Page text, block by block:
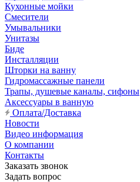
Кухонные мойки
Смесители
Умывальники
Унитазы
Биде
Инсталляции
Шторки на ванну
Гидромассажные панели
Трапы, душевые каналы, сифоны
Аксессуары в ванную
Оплата/Доставка
Новости
Видео информация
О компании
Контакты
Заказать звонок
Задать вопрос